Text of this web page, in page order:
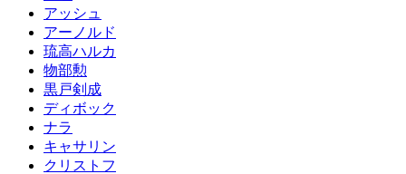
アッシュ
アーノルド
琉高ハルカ
物部勲
黒戸剣成
ディボック
ナラ
キャサリン
クリストフ